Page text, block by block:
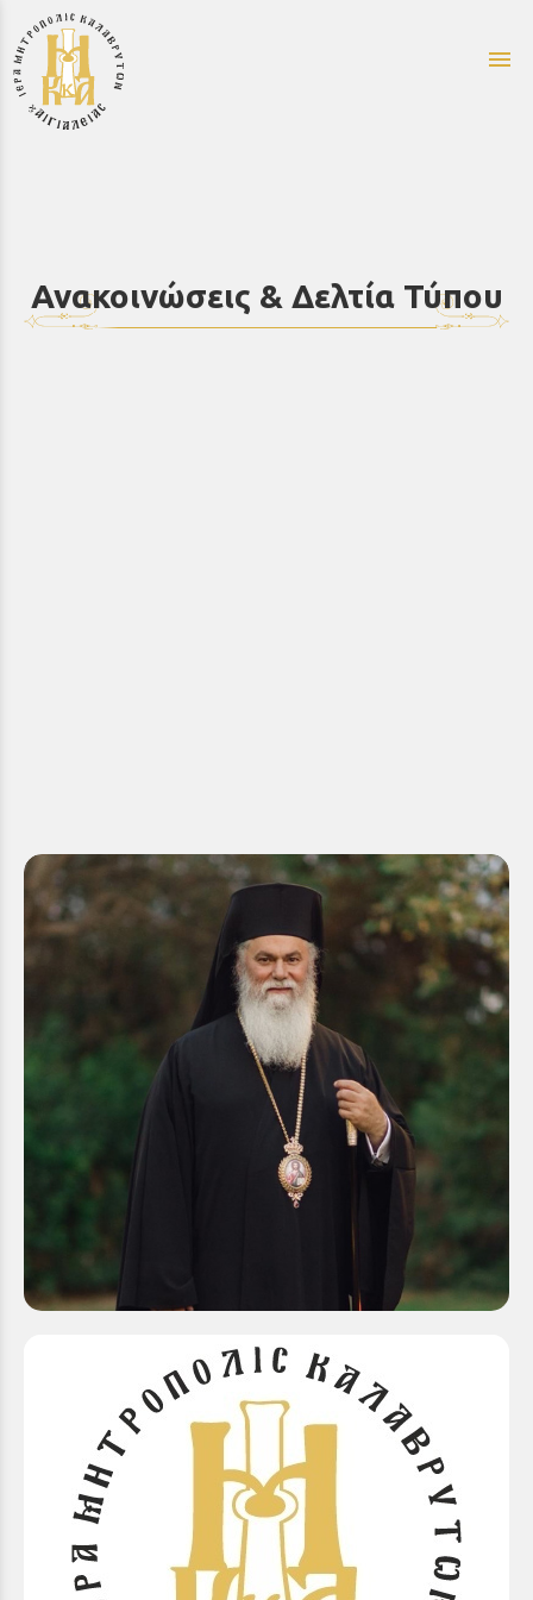
menu
Ανακοινώσεις & Δελτία Τύπου
Δ΄Συνέδριο Νεολαίας Ιεράς Μητροπόλεως
Καλαβρύτων και Αιγιαλείας: "Η φωνή της
Νεότητας στο επίκεντρο της Τοπικής Εκκλησίας”
Αγαπητοί μου νέοι και νέες, Αγαπητοί μου αδελφοί,
Η Νεότητα, όπως όλοι γνωρίζουμε, αποτελεί το
πλέον δημιουργικό στάδιο πνευματικής καλλιέργειας
και ελπιδοφόρας...